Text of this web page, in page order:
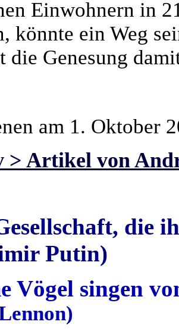
Einwohnern in
könnte ein Weg
die Genesung
am 1. Oktober
> Artikel von
die
Putin)
Vögel singen